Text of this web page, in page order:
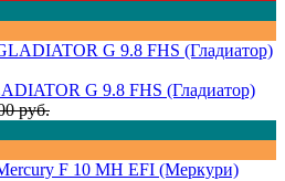
G 9.8 FHS (Гладиатор)
руб.